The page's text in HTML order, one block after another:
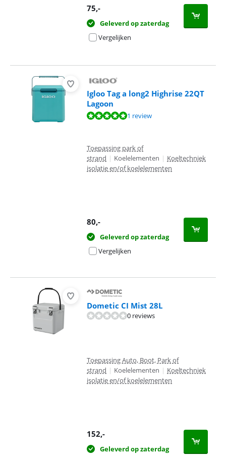
75,-
Geleverd op zaterdag
Vergelijken
Igloo Tag a long2 Highrise 22QT
Lagoon
Beoordeling is 10 van de 10, gebaseerd op 1 review.
1 review
Toepassing park of
strand | Koelelementen | Koeltechniek
isolatie en/of koelelementen
80,-
Geleverd op zaterdag
Vergelijken
Dometic CI Mist 28L
0 reviews
Toepassing Auto, Boot, Park of
strand | Koelelementen | Koeltechniek
isolatie en/of koelelementen
152,-
Geleverd op zaterdag